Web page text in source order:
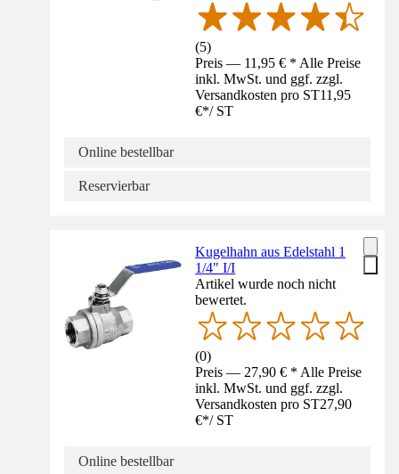
(5)
Preis — 11,95 € * Alle Preise
inkl. MwSt. und ggf. zzgl.
Versandkosten pro ST11,95
€*/ ST
Online bestellbar
Reservierbar
Kugelhahn aus Edelstahl 1
1/4" I/I
Artikel wurde noch nicht
bewertet.
(0)
Preis — 27,90 € * Alle Preise
inkl. MwSt. und ggf. zzgl.
Versandkosten pro ST27,90
€*/ ST
Online bestellbar